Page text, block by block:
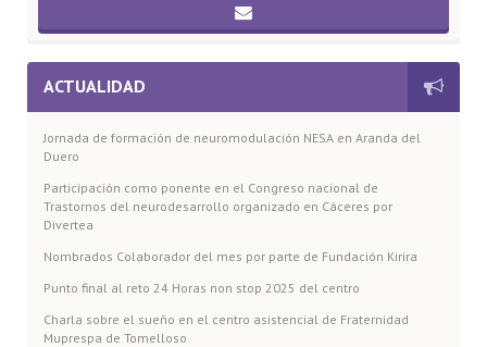
ACTUALIDAD
Jornada de formación de neuromodulación NESA en Aranda del
Duero
Participación como ponente en el Congreso nacional de
Trastornos del neurodesarrollo organizado en Cáceres por
Divertea
Nombrados Colaborador del mes por parte de Fundación Kirira
Punto final al reto 24 Horas non stop 2025 del centro
Charla sobre el sueño en el centro asistencial de Fraternidad
Muprespa de Tomelloso